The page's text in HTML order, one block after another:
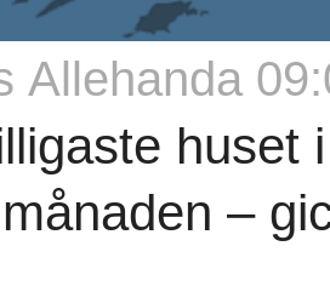
Allehanda
huset
–